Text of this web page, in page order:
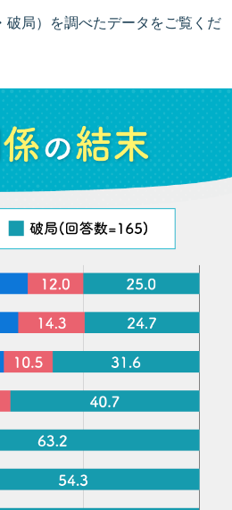
破局）を調べたデータをご覧くだ